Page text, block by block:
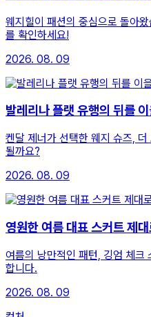
웨지힐이 패션의 중심으로 돌아
를 확인하세요!
2026. 08. 09
발레리나 플랫 유행의 뒤를 이
켄달 제너가 선택한 웨지 슈즈,
될까요?
2026. 08. 09
영원한 여름 대표 스커트 제
여름의 낭만적인 패턴, 깅엄 체크
합니다.
2026. 08. 09